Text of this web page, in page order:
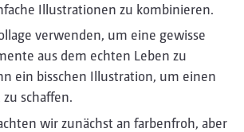
Illustrationen zu kombinieren.
verwenden, um eine gewisse
aus dem echten Leben zu
ein bisschen Illustration, um einen
schaffen.
wir zunächst an farbenfroh, aber